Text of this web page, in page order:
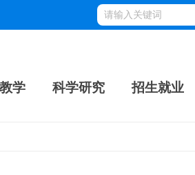
学 科学研究 招生就业